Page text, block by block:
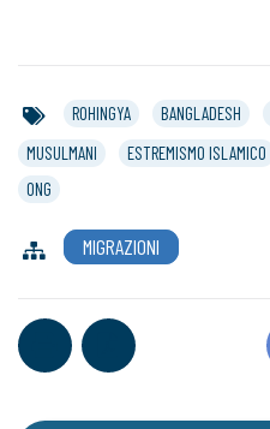
ROHINGYA BANGLADESH
MUSULMANI
ESTREMISMO ISLAMICO
ONG
MIGRAZIONI